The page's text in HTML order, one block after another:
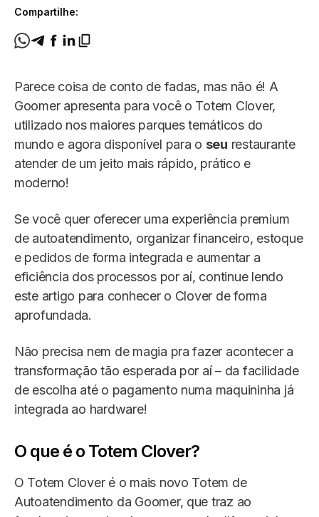
Compartilhe:
Parece coisa de conto de fadas, mas não é! A
Goomer apresenta para você o Totem Clover,
utilizado nos maiores parques temáticos do
mundo e agora disponível para o seu restaurante
atender de um jeito mais rápido, prático e
moderno!
Se você quer oferecer uma experiência premium
de autoatendimento, organizar financeiro, estoque
e pedidos de forma integrada e aumentar a
eficiência dos processos por aí, continue lendo
este artigo para conhecer o Clover de forma
aprofundada.
Não precisa nem de magia pra fazer acontecer a
transformação tão esperada por aí – da facilidade
de escolha até o pagamento numa maquininha já
integrada ao hardware!
O que é o Totem Clover?
O Totem Clover é o mais novo Totem de
Autoatendimento da Goomer, que traz ao